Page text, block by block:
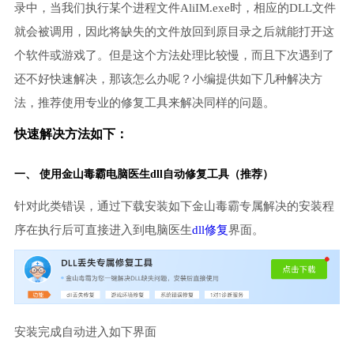
录中，当我们执行某个进程文件AliIM.exe时，相应的DLL文件
就会被调用，因此将缺失的文件放回到原目录之后就能打开这
个软件或游戏了。但是这个方法处理比较慢，而且下次遇到了
还不好快速解决，那该怎么办呢？小编提供如下几种解决方
法，推荐使用专业的修复工具来解决同样的问题。
快速解决方法如下：
一、 使用金山毒霸电脑医生dll自动修复工具（推荐）
针对此类错误，通过下载安装如下金山毒霸专属解决的安装程
序在执行后可直接进入到电脑医生dll修复界面。
安装完成自动进入如下界面